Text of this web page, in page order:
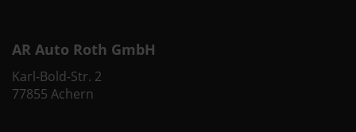
AR Auto Roth GmbH
Karl-Bold-Str. 2
77855 Achern